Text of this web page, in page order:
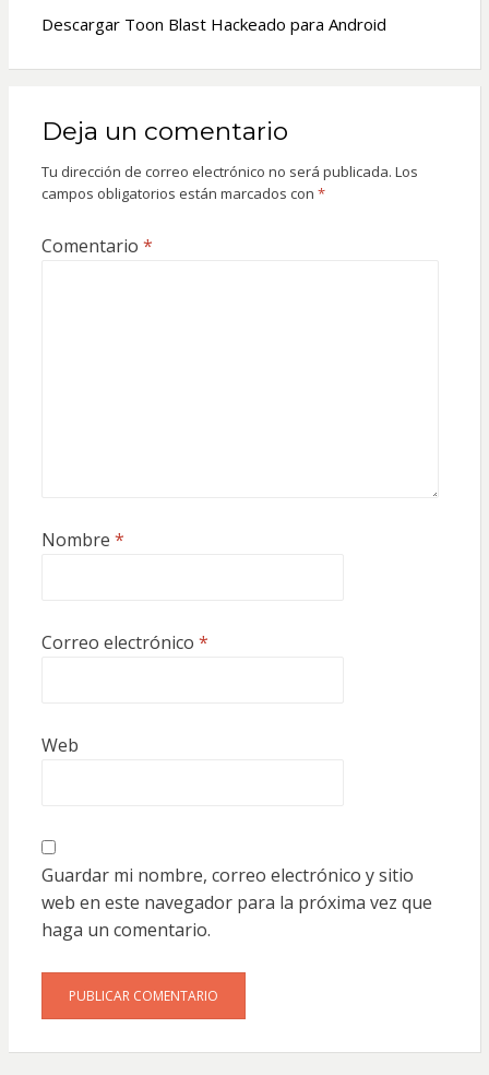
Descargar Toon Blast Hackeado para Android
Deja un comentario
Tu dirección de correo electrónico no será publicada. Los
campos obligatorios están marcados con *
Comentario *
Nombre *
Correo electrónico *
Web
Guardar mi nombre, correo electrónico y sitio
web en este navegador para la próxima vez que
haga un comentario.